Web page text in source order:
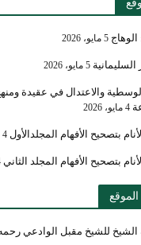
5 مايو، 2026
السليمانية 5 مايو، 2026
والاعتدال في عقيدة
4 مايو، 2026
بتصحيح الأفهام المجلدالأول 4 مايو، 2026
بتصحيح الأفهام المجلد الثاني 4
الشيخ للشيخ مقبل الوادعي رحمه